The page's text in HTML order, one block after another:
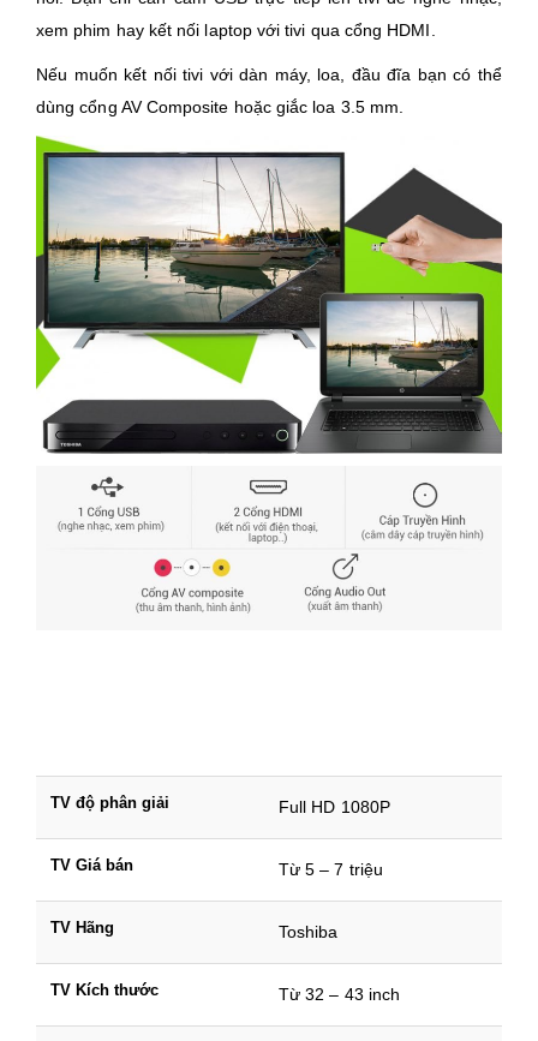
xem phim hay kết nối laptop với tivi qua cổng HDMI.
Nếu muốn kết nối tivi với dàn máy, loa, đầu đĩa bạn có thể
dùng cổng AV Composite hoặc giắc loa 3.5 mm.
TV độ phân giải Full HD 1080P
TV Giá bán Từ 5 – 7 triệu
TV Hãng Toshiba
TV Kích thước Từ 32 – 43 inch